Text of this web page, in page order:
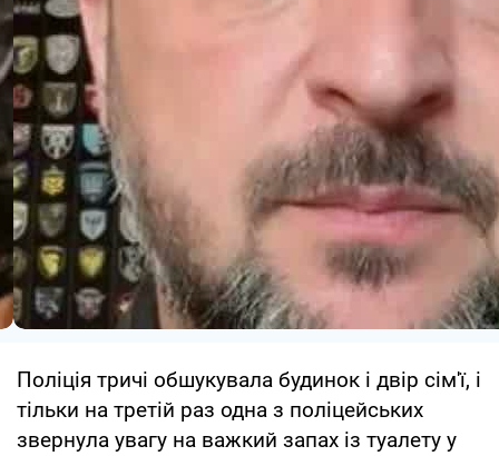
Поліція тричі обшукувала будинок і двір сім'ї, і
тільки на третій раз одна з поліцейських
звернула увагу на важкий запах із туалету у